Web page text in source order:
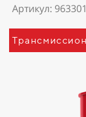
Артикул: 963301